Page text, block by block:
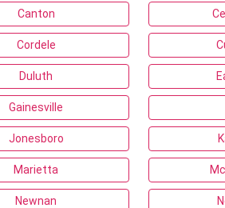
Canton
Cordele
Duluth
Gainesville
Jonesboro
Marietta
Newnan